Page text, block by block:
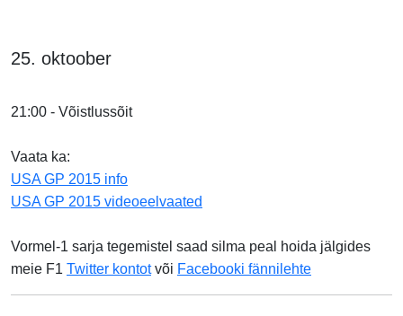
25. oktoober
21:00 - Võistlussõit
Vaata ka:
USA GP 2015 info
USA GP 2015 videoeelvaated
Vormel-1 sarja tegemistel saad silma peal hoida jälgides
meie F1 Twitter kontotvõi Facebooki fännilehte